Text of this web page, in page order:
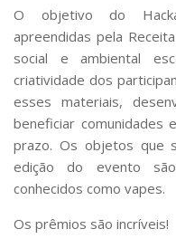
Linhas de Pesquisa
Centros, Núcleos e
Pós-doutorado
Iniciação Científica
Transferência de
Empresas Juniores
Extensão à Comunidade
Projetos, Programas e
Artes, Cultura e
Museus e Espaços
Serviços
O objetivo do
apreendidas pela
social e ambiental
criatividade dos
esses materiais,
beneficiar comunidades
prazo. Os objetos que
edição do evento
conhecidos como vapes.
Os prêmios são incríveis!